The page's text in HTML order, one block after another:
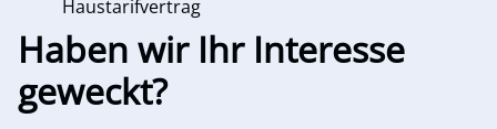
Haustarifvertrag
Haben wir Ihr Interesse
geweckt?